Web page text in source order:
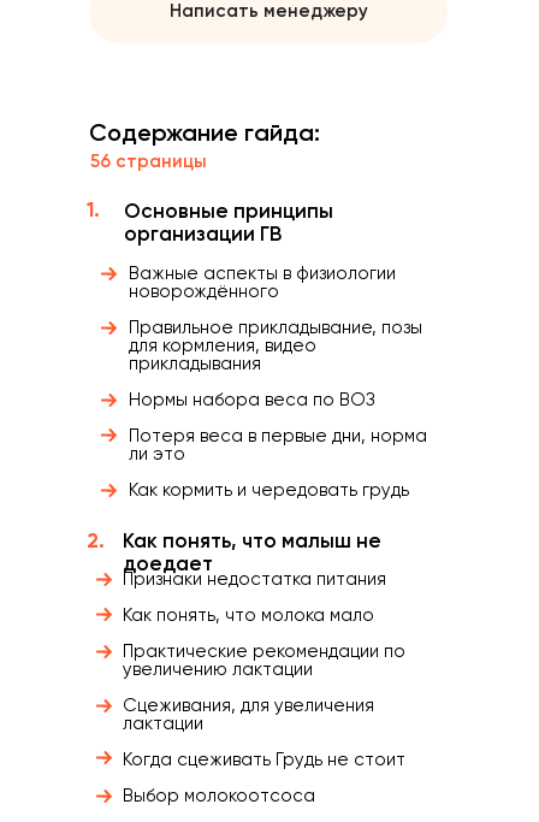
Написать менеджеру
Содержание гайда:
Как понять, что малыш не
доедает
Признаки недостатка питания
Как понять, что молока мало
Практические рекомендации по
увеличению лактации
Сцеживания, для увеличения
лактации
Когда сцеживать Грудь не стоит
Выбор молокоотсоса
2.
56 страницы
Основные принципы
организации ГВ
1.
Важные аспекты в физиологии
новорождённого
Правильное прикладывание, позы
для кормления, видео
прикладывания
Нормы набора веса по ВОЗ
Потеря веса в первые дни, норма
ли это
Как кормить и чередовать грудь